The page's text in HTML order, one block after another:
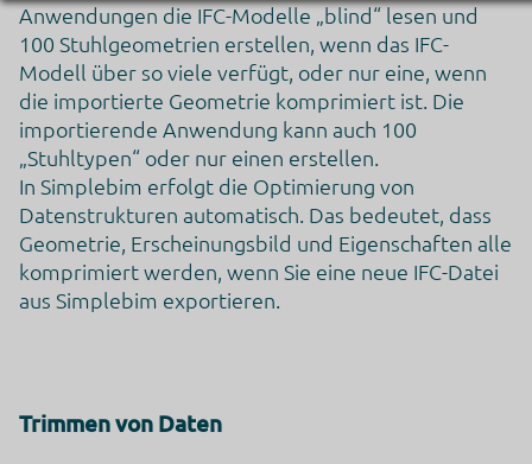
Anwendungen die IFC-Modelle „blind“ lesen und
100 Stuhlgeometrien erstellen, wenn das IFC-
Modell über so viele verfügt, oder nur eine, wenn
die importierte Geometrie komprimiert ist. Die
importierende Anwendung kann auch 100
„Stuhltypen“ oder nur einen erstellen.
In Simplebim erfolgt die Optimierung von
Datenstrukturen automatisch. Das bedeutet, dass
Geometrie, Erscheinungsbild und Eigenschaften alle
komprimiert werden, wenn Sie eine neue IFC-Datei
aus Simplebim exportieren.
Trimmen von Daten
Google Tag Manager
Dies ist ein Tag-Management-System zum Verwalten von
JavaScript- und HTML-Code-Snippets, mit denen tracking,
Analyse-, Personalisierungs- und Marketing-Performance-Tags
-Tools implementiert werden können.
Verarbeitungsunternehmen
Google Ireland Limited
Google Building Gordon House, 4 Barrow St, Dublin, D04 E5W5,
Ireland
Datenverarbeitungszwecke
werden.